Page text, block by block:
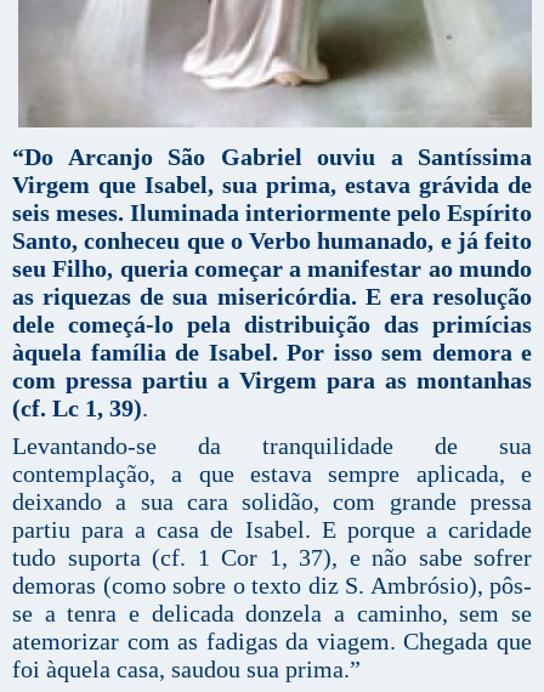
“Do Arcanjo São Gabriel ouviu a Santíssima
Virgem que Isabel, sua prima, estava grávida de
seis meses. Iluminada interiormente pelo Espírito
Santo, conheceu que o Verbo humanado, e já feito
seu Filho, queria começar a manifestar ao mundo
as riquezas de sua misericórdia. E era resolução
dele começá-lo pela distribuição das primícias
àquela família de Isabel. Por isso sem demora e
com pressa partiu a Virgem para as montanhas
(cf. Lc 1, 39).
Levantando-se da tranquilidade de sua
contemplação, a que estava sempre aplicada, e
deixando a sua cara solidão, com grande pressa
partiu para a casa de Isabel. E porque a caridade
tudo suporta (cf. 1 Cor 1, 37), e não sabe sofrer
demoras (como sobre o texto diz S. Ambrósio), pôs-
se a tenra e delicada donzela a caminho, sem se
atemorizar com as fadigas da viagem. Chegada que
foi àquela casa, saudou sua prima.”